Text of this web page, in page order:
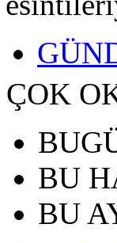
ÇOK
BU
BU